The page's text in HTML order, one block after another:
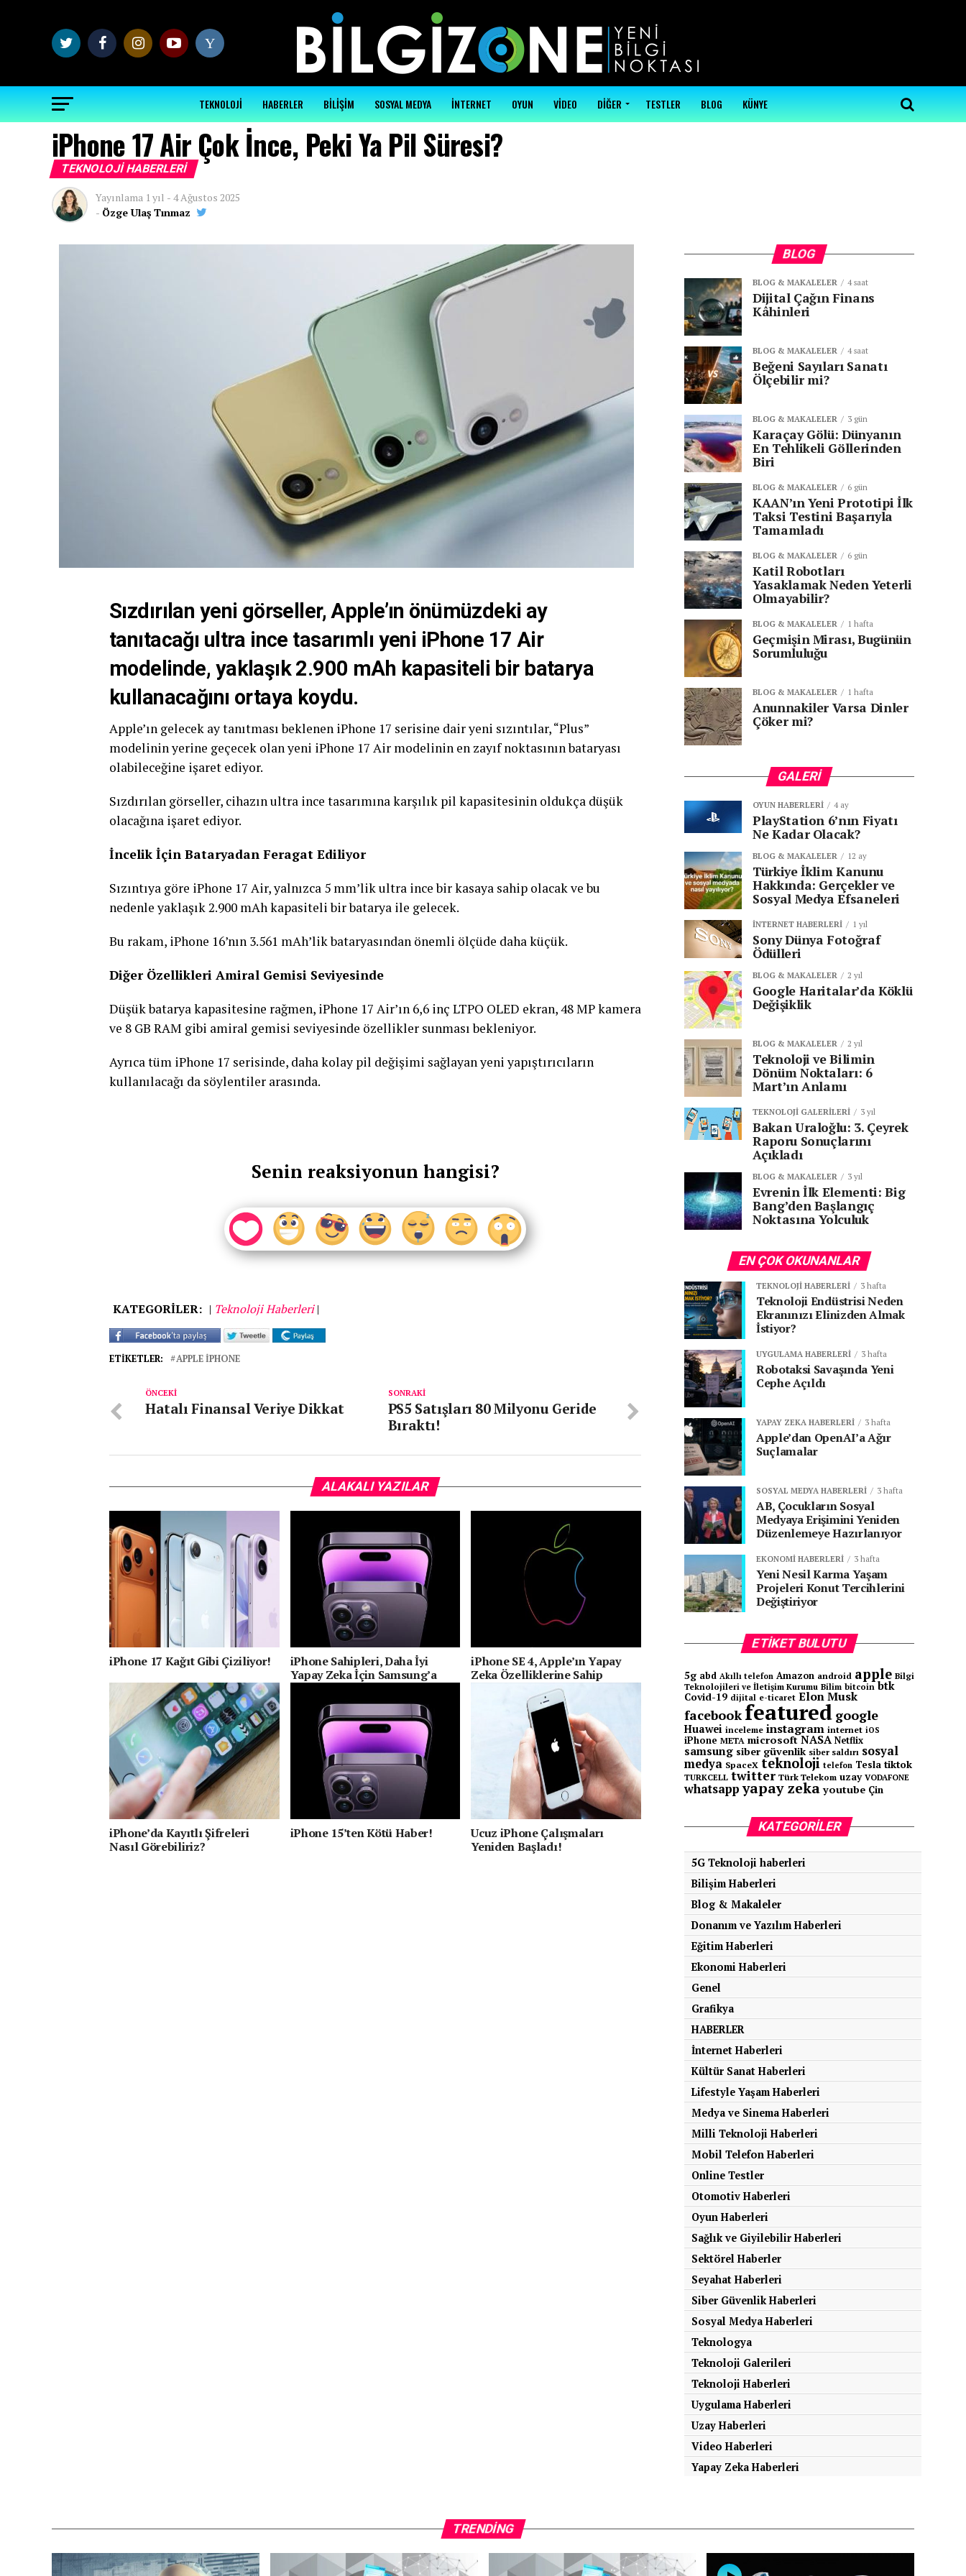
Y
TEKNOLOJİ HABERLER BİLİŞİM SOSYAL MEDYA İNTERNET OYUN VİDEO DİĞER TESTLER BLOG KÜNYE
iPhone 17 Air Çok İnce, Peki Ya Pil Süresi?
TEKNOLOJI HABERLERI
Yayınlama 1 yıl - 4 Ağustos 2025
- Özge Ulaş Tınmaz
Sızdırılan yeni görseller, Apple’ın önümüzdeki ay
tanıtacağı ultra ince tasarımlı yeni iPhone 17 Air
modelinde, yaklaşık 2.900 mAh kapasiteli bir batarya
kullanacağını ortaya koydu.
Apple’ın gelecek ay tanıtması beklenen iPhone 17 serisine dair yeni sızıntılar, “Plus”
modelinin yerine geçecek olan yeni iPhone 17 Air modelinin en zayıf noktasının bataryası
olabileceğine işaret ediyor.
Sızdırılan görseller, cihazın ultra ince tasarımına karşılık pil kapasitesinin oldukça düşük
olacağına işaret ediyor.
İncelik İçin Bataryadan Feragat Ediliyor
Sızıntıya göre iPhone 17 Air, yalnızca 5 mm’lik ultra ince bir kasaya sahip olacak ve bu
nedenle yaklaşık 2.900 mAh kapasiteli bir batarya ile gelecek.
Bu rakam, iPhone 16’nın 3.561 mAh’lik bataryasından önemli ölçüde daha küçük.
Diğer Özellikleri Amiral Gemisi Seviyesinde
Düşük batarya kapasitesine rağmen, iPhone 17 Air’ın 6,6 inç LTPO OLED ekran, 48 MP kamera
ve 8 GB RAM gibi amiral gemisi seviyesinde özellikler sunması bekleniyor.
Ayrıca tüm iPhone 17 serisinde, daha kolay pil değişimi sağlayan yeni yapıştırıcıların
kullanılacağı da söylentiler arasında.
Senin reaksiyonun hangisi?
KATEGORİLER: | Teknoloji Haberleri |
ETIKETLER: APPLE IPHONE
SONRAKI
PS5 Satışları 80 Milyonu Geride
Bıraktı!
ÖNCEKI
Hatalı Finansal Veriye Dikkat
ALAKALI YAZILAR
iPhone 17 Kağıt Gibi Çiziliyor!
iPhone Sahipleri, Daha İyi
Yapay Zeka İçin Samsung’a
iPhone SE 4, Apple’ın Yapay
Zeka Özelliklerine Sahip
iPhone’da Kayıtlı Şifreleri
Nasıl Görebiliriz?
iPhone 15’ten Kötü Haber!
Ucuz iPhone Çalışmaları
Yeniden Başladı!
BLOG
BLOG & MAKALELER 4 saat
Dijital Çağın Finans
Kâhinleri
BLOG & MAKALELER 4 saat
Beğeni Sayıları Sanatı
Ölçebilir mi?
BLOG & MAKALELER 3 gün
Karaçay Gölü: Dünyanın
En Tehlikeli Göllerinden
Biri
BLOG & MAKALELER 6 gün
KAAN’ın Yeni Prototipi İlk
Taksi Testini Başarıyla
Tamamladı
BLOG & MAKALELER 6 gün
Katil Robotları
Yasaklamak Neden Yeterli
Olmayabilir?
BLOG & MAKALELER 1 hafta
Geçmişin Mirası, Bugünün
Sorumluluğu
BLOG & MAKALELER 1 hafta
Anunnakiler Varsa Dinler
Çöker mi?
GALERI
OYUN HABERLERI 4 ay
PlayStation 6’nın Fiyatı
Ne Kadar Olacak?
BLOG & MAKALELER 12 ay
Türkiye İklim Kanunu
Hakkında: Gerçekler ve
Sosyal Medya Efsaneleri
İNTERNET HABERLERI 1 yıl
Sony Dünya Fotoğraf
Ödülleri
BLOG & MAKALELER 2 yıl
Google Haritalar’da Köklü
Değişiklik
BLOG & MAKALELER 2 yıl
Teknoloji ve Bilimin
Dönüm Noktaları: 6
Mart’ın Anlamı
TEKNOLOJI GALERILERI 3 yıl
Bakan Uraloğlu: 3. Çeyrek
Raporu Sonuçlarını
Açıkladı
BLOG & MAKALELER 3 yıl
Evrenin İlk Elementi: Big
Bang’den Başlangıç
Noktasına Yolculuk
EN ÇOK OKUNANLAR
TEKNOLOJI HABERLERI 3 hafta
Teknoloji Endüstrisi Neden
Ekranınızı Elinizden Almak
İstiyor?
UYGULAMA HABERLERI 3 hafta
Robotaksi Savaşında Yeni
Cephe Açıldı
YAPAY ZEKA HABERLERI 3 hafta
Apple’dan OpenAI’a Ağır
Suçlamalar
SOSYAL MEDYA HABERLERI 3 hafta
AB, Çocukların Sosyal
Medyaya Erişimini Yeniden
Düzenlemeye Hazırlanıyor
EKONOMI HABERLERI 3 hafta
Yeni Nesil Karma Yaşam
Projeleri Konut Tercihlerini
Değiştiriyor
ETIKET BULUTU
5g abd Akıllı telefon Amazon android apple Bilgi
Teknolojileri ve İletişim Kurumu Bilim bitcoin btk
Covid-19 dijital e-ticaret Elon Musk
facebook featured google
Huawei inceleme instagram internet iOS
iPhone META microsoft NASA Netflix
samsung siber güvenlik siber saldırı sosyal
medya SpaceX teknoloji telefon Tesla tiktok
TURKCELL twitter Türk Telekom uzay VODAFONE
whatsapp yapay zeka youtube Çin
KATEGORILER
5G Teknoloji haberleri
Bilişim Haberleri
Blog & Makaleler
Donanım ve Yazılım Haberleri
Eğitim Haberleri
Ekonomi Haberleri
Genel
Grafikya
HABERLER
İnternet Haberleri
Kültür Sanat Haberleri
Lifestyle Yaşam Haberleri
Medya ve Sinema Haberleri
Milli Teknoloji Haberleri
Mobil Telefon Haberleri
Online Testler
Otomotiv Haberleri
Oyun Haberleri
Sağlık ve Giyilebilir Haberleri
Sektörel Haberler
Seyahat Haberleri
Siber Güvenlik Haberleri
Sosyal Medya Haberleri
Teknologya
Teknoloji Galerileri
Teknoloji Haberleri
Uygulama Haberleri
Uzay Haberleri
Video Haberleri
Yapay Zeka Haberleri
TRENDING